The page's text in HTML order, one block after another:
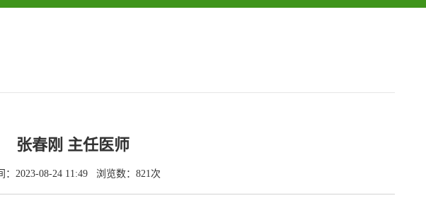
张春刚 主任医师
：2023-08-24 11:49 浏览数： 821次